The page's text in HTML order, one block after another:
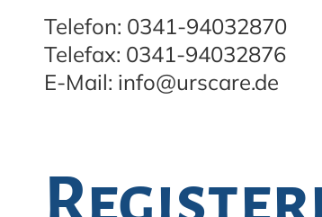
Telefon: 0341-94032870
Telefax: 0341-94032876
E-Mail: info@urscare.de